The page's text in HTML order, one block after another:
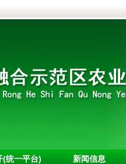
(统一平台) 新闻信息